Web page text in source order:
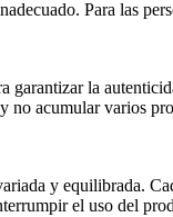
Para las
garantizar la
acumular varios
y equilibrada.
el uso del